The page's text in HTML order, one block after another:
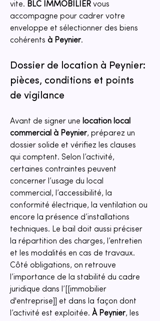
vite. BLC IMMOBILIER vous
accompagne pour cadrer votre
enveloppe et sélectionner des biens
cohérents à Peynier.
Dossier de location à Peynier:
pièces, conditions et points
de vigilance
Avant de signer une location local
commercial à Peynier, préparez un
dossier solide et vérifiez les clauses
qui comptent. Selon l’activité,
certaines contraintes peuvent
concerner l’usage du local
commercial, l’accessibilité, la
conformité électrique, la ventilation ou
encore la présence d’installations
techniques. Le bail doit aussi préciser
la répartition des charges, l’entretien
et les modalités en cas de travaux.
Côté obligations, on retrouve
l’importance de la stabilité du cadre
juridique dans l’[[immobilier
d'entreprise]] et dans la façon dont
l’activité est exploitée. À Peynier, les